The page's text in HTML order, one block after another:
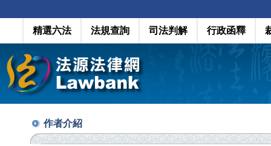
精選六法 法規查詢 司法判解 行政函釋
作者介紹